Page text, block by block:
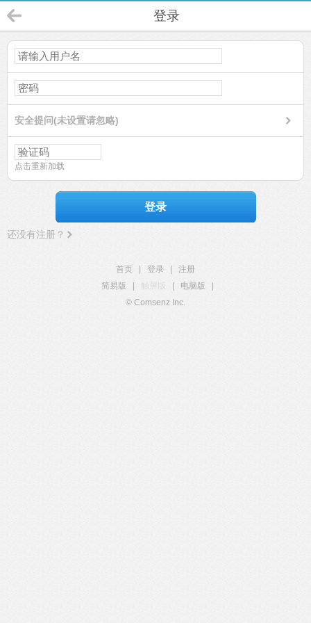
登录
安全提问(未设置请忽略)
点击重新加载
登录
还没有注册？
首页 登录
注册
简易版
触屏版 电脑版
© Comsenz Inc.